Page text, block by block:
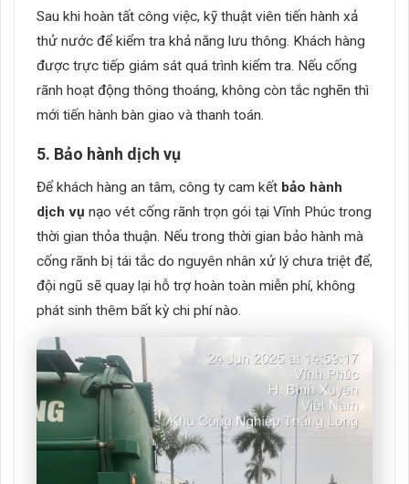
Sau khi hoàn tất công việc, kỹ thuật viên tiến hành xả
thử nước để kiểm tra khả năng lưu thông. Khách hàng
được trực tiếp giám sát quá trình kiểm tra. Nếu cống
rãnh hoạt động thông thoáng, không còn tắc nghẽn thì
mới tiến hành bàn giao và thanh toán.
5. Bảo hành dịch vụ
Để khách hàng an tâm, công ty cam kết bảo hành
dịch vụ nạo vét cống rãnh trọn gói tại Vĩnh Phúc trong
thời gian thỏa thuận. Nếu trong thời gian bảo hành mà
cống rãnh bị tái tắc do nguyên nhân xử lý chưa triệt để,
đội ngũ sẽ quay lại hỗ trợ hoàn toàn miễn phí, không
phát sinh thêm bất kỳ chi phí nào.